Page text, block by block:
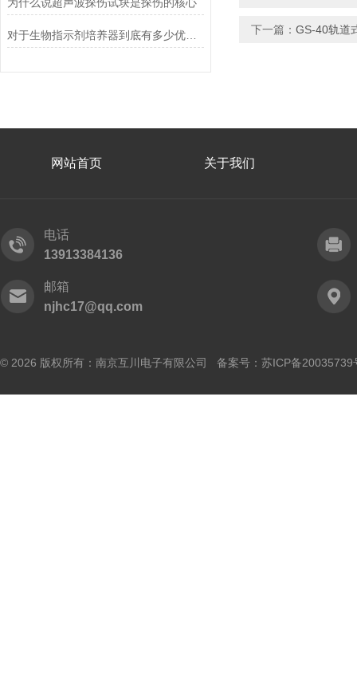
对于生物指示剂培养器到底有多少优点,你可能还不甚了解 下一篇： GS-40轨道
网站首页 关于我们
电话
13913384136
邮箱
njhc17@qq.com
© 2026 版权所有：南京互川电子有限公司 备案号： 苏ICP备20035739